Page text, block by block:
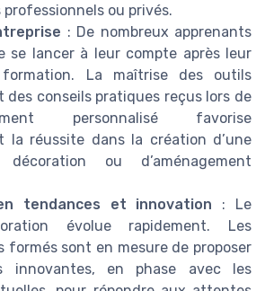
professionnels ou privés.
: De nombreux apprenants
se lancer à leur compte après leur
La maîtrise des outils
des conseils pratiques reçus lors de
personnalisé favorise
la réussite dans la création d’une
ou d’aménagement
tendances et innovation : Le
évolue rapidement. Les
formés sont en mesure de proposer
innovantes, en phase avec les